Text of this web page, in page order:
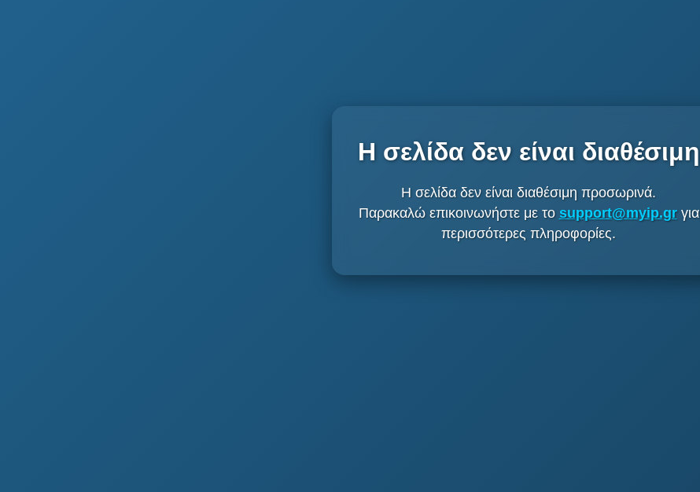
Η σελίδα δεν είναι διαθέσιμη
Η σελίδα δεν είναι διαθέσιμη προσωρινά.
Παρακαλώ επικοινωνήστε με το support@myip.grγια
περισσότερες πληροφορίες.